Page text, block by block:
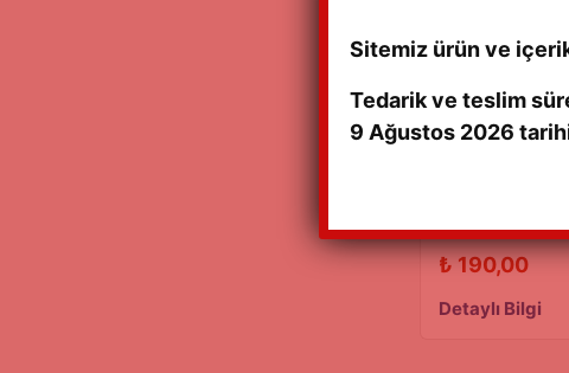
₺190,00
Detaylı Bilgi
Sitemiz ürün ve
Tedarik ve teslim
9 Ağustos 2026